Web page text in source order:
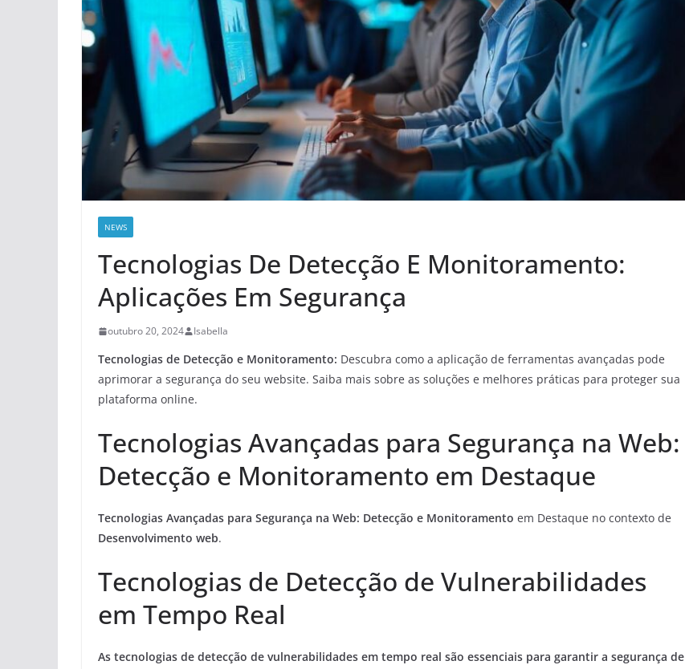
NEWS
Tecnologias De Detecção E Monitoramento:
Aplicações Em Segurança
outubro 20, 2024 Isabella
Tecnologias de Detecção e Monitoramento: Descubra como a aplicação de ferramentas avançadas pode
aprimorar a segurança do seu website. Saiba mais sobre as soluções e melhores práticas para proteger sua
plataforma online.
Tecnologias Avançadas para Segurança na Web:
Detecção e Monitoramento em Destaque
Tecnologias Avançadas para Segurança na Web: Detecção e Monitoramento em Destaque no contexto de
Desenvolvimento web.
Tecnologias de Detecção de Vulnerabilidades
em Tempo Real
As tecnologias de detecção de vulnerabilidades em tempo real são essenciais para garantir a segurança de